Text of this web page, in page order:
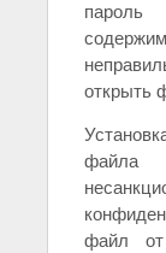
пароль
открыть
файла
файл от